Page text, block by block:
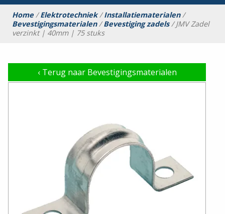
Home/Elektrotechniek/Installatiematerialen/
Bevestigingsmaterialen/Bevestiging zadels/ JMV Zadel
verzinkt | 40mm | 75 stuks
‹Terug naar Bevestigingsmaterialen